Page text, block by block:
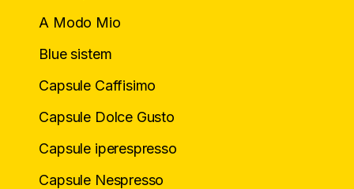
A Modo Mio
Blue sistem
Capsule Caffisimo
Capsule Dolce Gusto
Capsule iperespresso
Capsule Nespresso